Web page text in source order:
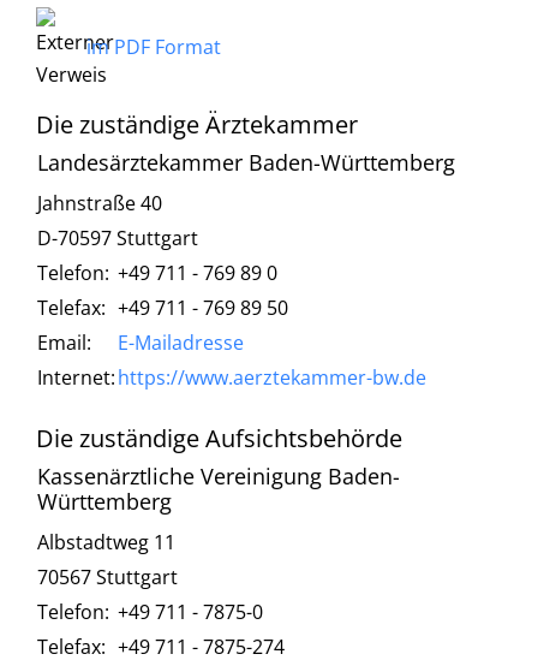
im PDF Format
Die zuständige Ärztekammer
Landesärztekammer Baden-Württemberg
Jahnstraße 40
D-70597 Stuttgart
Telefon: +49 711 - 769 89 0
Telefax: +49 711 - 769 89 50
Email:
E-Mailadresse
Internet:https://www.aerztekammer-bw.de
Die zuständige Aufsichtsbehörde
Kassenärztliche Vereinigung Baden-
Württemberg
Albstadtweg 11
70567 Stuttgart
Telefon: +49 711 - 7875-0
Telefax: +49 711 - 7875-274